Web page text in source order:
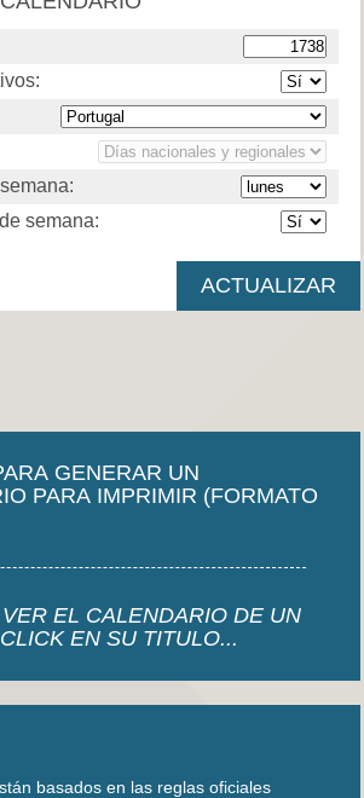
semana:
GENERAR UN
PARA IMPRIMIR (FORMATO
EL CALENDARIO DE UN
EN SU TITULO...
basados en las reglas oficiales